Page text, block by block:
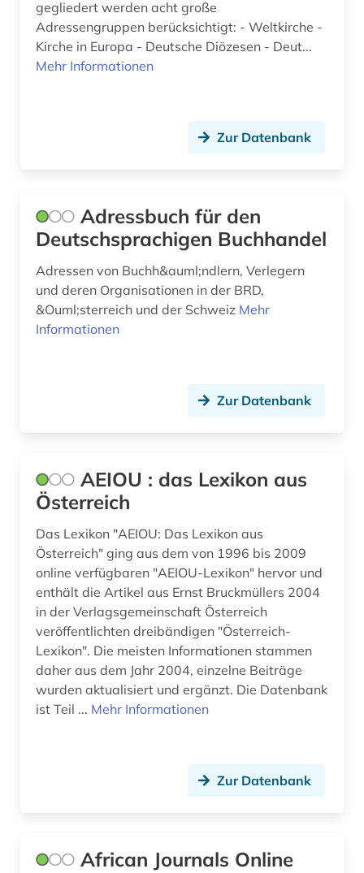
brasilien (3)
braunschweig (1)
briefsammlung (4)
briefwechsel (2)
british library (1)
browser (1)
buchwesen (2)
buddhismus (1)
buenos aires (1)
bukarest (1)
bulgarien (4)
bundesarchiv (1)
bundesarchiv-bildarchiv (1)
bundesregierung (1)
gegliedert werden acht große
Adressengruppen berücksichtigt: - Weltkirche -
Kirche in Europa - Deutsche Diözesen - Deut...
Mehr Informationen
Zur Datenbank
Adressbuch für den
Deutschsprachigen Buchhandel
Adressen von Buchh&auml;ndlern, Verlegern
und deren Organisationen in der BRD,
&Ouml;sterreich und der Schweiz Mehr
Informationen
Zur Datenbank
AEIOU : das Lexikon aus
Österreich
Das Lexikon "AEIOU: Das Lexikon aus
Österreich" ging aus dem von 1996 bis 2009
online verfügbaren "AEIOU-Lexikon" hervor und
enthält die Artikel aus Ernst Bruckmüllers 2004
in der Verlagsgemeinschaft Österreich
veröffentlichten dreibändigen "Österreich-
Lexikon". Die meisten Informationen stammen
daher aus dem Jahr 2004, einzelne Beiträge
wurden aktualisiert und ergänzt. Die Datenbank
ist Teil ... Mehr Informationen
Zur Datenbank
African Journals Online